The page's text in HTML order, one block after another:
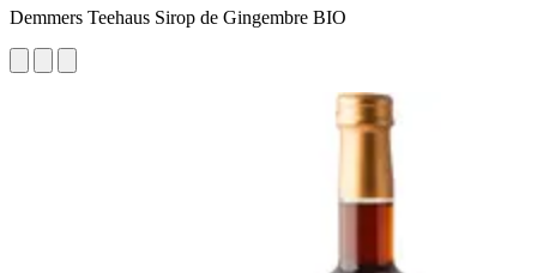
Demmers Teehaus Sirop de Gingembre BIO